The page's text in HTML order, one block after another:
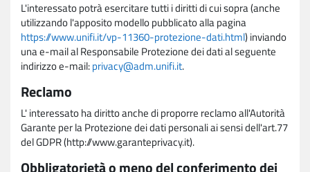
L'interessato potrà esercitare tutti i diritti di cui sopra (anche
utilizzando l'apposito modello pubblicato alla pagina
https://www.unifi.it/vp-11360-protezione-dati.html) inviando
una e-mail al Responsabile Protezione dei dati al seguente
indirizzo e-mail:privacy@adm.unifi.it.
Reclamo
L' interessato ha diritto anche di proporre reclamo all'Autorità
Garante per la Protezione dei dati personali ai sensi dell'art.77
del GDPR (http://www.garanteprivacy.it).
Obbligatorietà o meno del conferimento dei